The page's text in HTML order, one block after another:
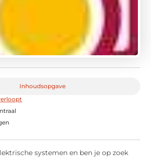
Inhoudsopgave
systemen en ben je op zoek